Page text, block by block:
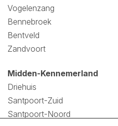
Vogelenzang
Bennebroek
Bentveld
Zandvoort
Midden-Kennemerland
Driehuis
Santpoort-Zuid
Santpoort-Noord